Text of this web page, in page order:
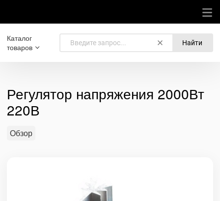
Каталог
товаров
Найти
Регулятор напряжения 2000Вт
220В
Обзор